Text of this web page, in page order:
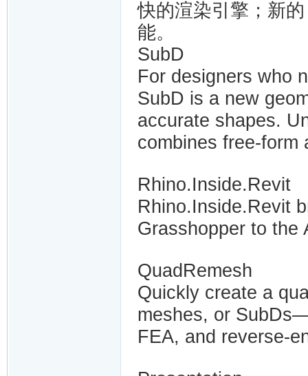
快的渲染引擎；新
能。
SubD
For designers who
SubD is a new
accurate shapes.
combines free-form
Rhino.Inside.Revit
Rhino.Inside.Revit
Grasshopper to the
QuadRemesh
Quickly create a
meshes, or
FEA, and reverse-